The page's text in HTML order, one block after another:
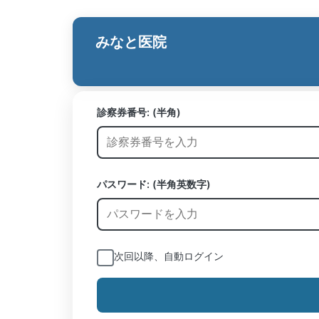
みなと医院
診察券番号: (半角)
パスワード: (半角英数字)
次回以降、自動ログイン